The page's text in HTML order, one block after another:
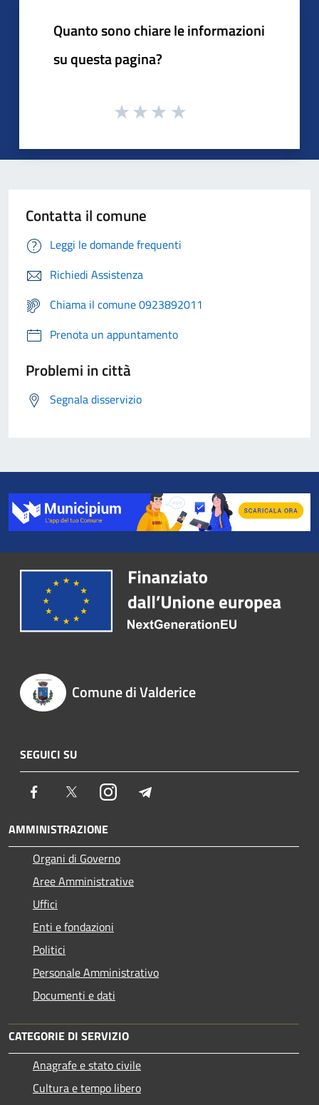
Quanto sono chiare le informazioni
su questa pagina?
Contatta il comune
Leggi le domande frequenti
Richiedi Assistenza
Chiama il comune 0923892011
Prenota un appuntamento
Problemi in città
Segnala disservizio
Comune di Valderice
SEGUICI SU
Facebook TwitterInstagram
AMMINISTRAZIONE
Organi di Governo
Aree Amministrative
Uffici
Enti e fondazioni
Politici
Personale Amministrativo
Documenti e dati
CATEGORIE DI SERVIZIO
Anagrafe e stato civile
Cultura e tempo libero